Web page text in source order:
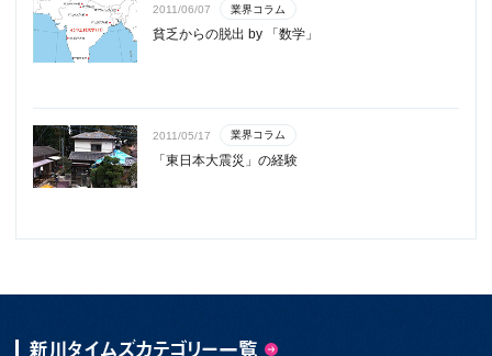
2011/06/07 業界コラム
貧乏からの脱出 by 「数学」
2011/05/17 業界コラム
「東日本大震災」の経験
新川タイムズカテゴリー一覧